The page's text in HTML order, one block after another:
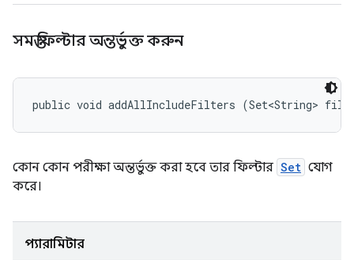
সমস্ত ফিল্টার অন্তর্ভুক্ত করুন
public void addAllIncludeFilters (Set<String>
কোন কোন পরীক্ষা অন্তর্ভুক্ত করা হবে তার ফিল্টার Set যোগ
করে।
প্যারামিটার